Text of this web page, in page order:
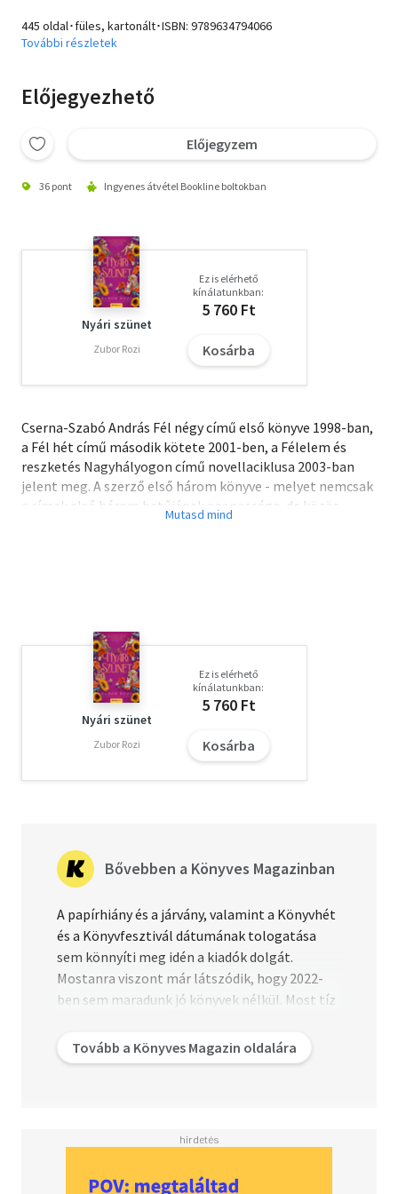
445 oldal･füles, kartonált･ISBN: 9789634794066
További részletek
Előjegyezhető
Előjegyzem
36 pont Ingyenes átvétel Bookline boltokban
Nyári szünet
Zubor Rozi
Ez is elérhető
kínálatunkban:
5 760 Ft
Kosárba
Cserna-Szabó András Fél négy című első könyve 1998-ban,
a Fél hét című második kötete 2001-ben, a Félelem és
reszketés Nagyhályogon című novellaciklusa 2003-ban
jelent meg. A szerző első három könyve - melyet nemcsak
a címek első három betűjének azonossága, de közös
atmoszférájuk is egybefűz - először jelenik meg egyetlen
Nyári szünet
Zubor Rozi
Ez is elérhető
kínálatunkban:
5 760 Ft
Kosárba
Bővebben a Könyves Magazinban
A papírhiány és a járvány, valamint a Könyvhét
és a Könyvfesztivál dátumának tologatása
sem könnyíti meg idén a kiadók dolgát.
Mostanra viszont már látszódik, hogy 2022-
ben sem maradunk jó könyvek nélkül. Most tíz
amit érdemes idén tavasszal elolvasni.
Tovább a Könyves Magazin oldalára